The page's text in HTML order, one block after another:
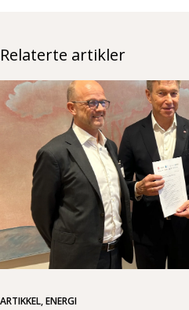
Relaterte artikler
ARTIKKEL, ENERGI